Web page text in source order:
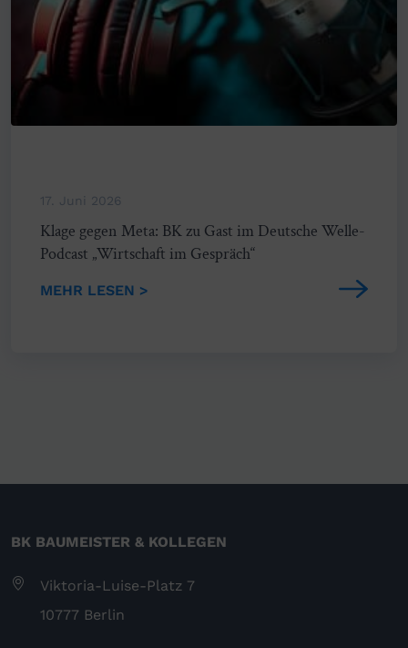
17. Juni 2026
Klage gegen Meta: BK zu Gast im Deutsche Welle-
Podcast „Wirtschaft im Gespräch“
MEHR LESEN >
BK BAUMEISTER & KOLLEGEN
Viktoria-Luise-Platz 7
10777 Berlin